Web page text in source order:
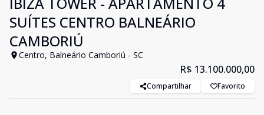
SUÍTES CENTRO BALNEÁRIO
CAMBORIÚ
Centro, Balneário Camboriú - SC
R$ 13.100.000,00
Compartilhar Favorito